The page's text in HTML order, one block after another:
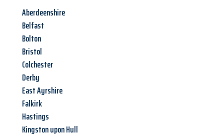
Aberdeenshire
Belfast
Bolton
Bristol
Colchester
Derby
East Ayrshire
Falkirk
Hastings
Kingston upon Hull